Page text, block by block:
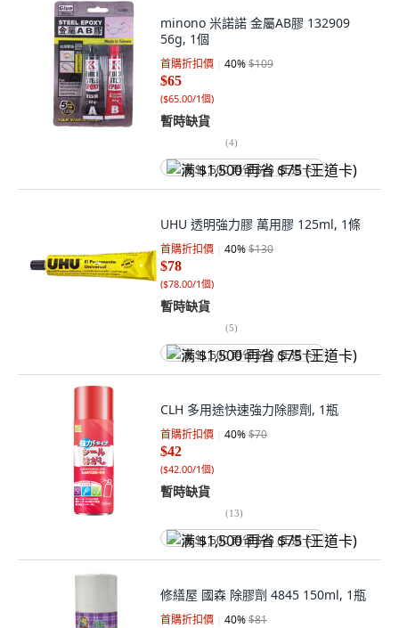
minono 米諾諾 金屬AB膠 132909
56g, 1個
首購折扣價 40%$109
$65
($65.00/1個)
暫時缺貨
(4)
满 $1,500 再省 $75 (王道卡)
UHU 透明強力膠 萬用膠 125ml, 1條
首購折扣價 40%$130
$78
($78.00/1個)
暫時缺貨
(5)
满 $1,500 再省 $75 (王道卡)
CLH 多用途快速強力除膠劑, 1瓶
首購折扣價 40%$70
$42
($42.00/1個)
暫時缺貨
(13)
满 $1,500 再省 $75 (王道卡)
修繕屋 國森 除膠劑 4845 150ml, 1瓶
首購折扣價 40%$81